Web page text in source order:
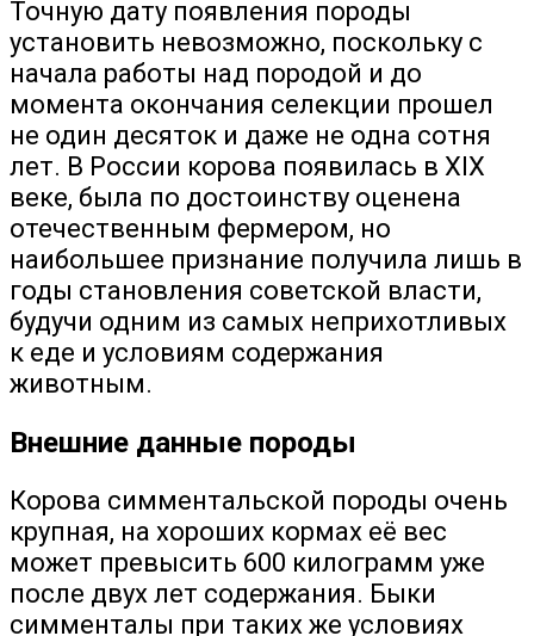
Точную дату появления породы
установить невозможно, поскольку с
начала работы над породой и до
момента окончания селекции прошел
не один десяток и даже не одна сотня
лет. В России корова появилась в XIX
веке, была по достоинству оценена
отечественным фермером, но
наибольшее признание получила лишь в
годы становления советской власти,
будучи одним из самых неприхотливых
к еде и условиям содержания
животным.
Внешние данные породы
Корова симментальской породы очень
крупная, на хороших кормах её вес
может превысить 600 килограмм уже
после двух лет содержания. Быки
симменталы при таких же условиях